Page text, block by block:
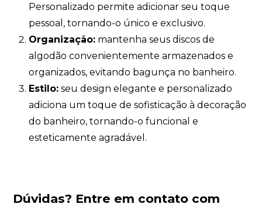
Personalizado permite adicionar seu toque
pessoal, tornando-o único e exclusivo.
Organização:mantenha seus discos de
algodão convenientemente armazenados e
organizados, evitando bagunça no banheiro.
Estilo:seu design elegante e personalizado
adiciona um toque de sofisticação à decoração
do banheiro, tornando-o funcional e
esteticamente agradável.
Dúvidas? Entre em contato com